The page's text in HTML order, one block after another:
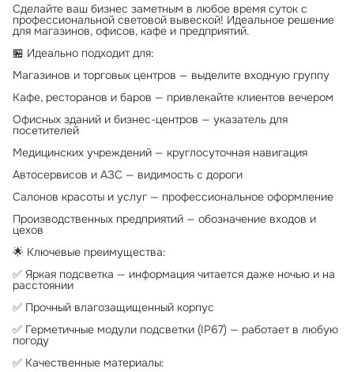
Сделайте ваш бизнес заметным в любое время суток с
профессиональной световой вывеской! Идеальное решение
для магазинов, офисов, кафе и предприятий.
🏪 Идеально подходит для:
Магазинов и торговых центров — выделите входную группу
Кафе, ресторанов и баров — привлекайте клиентов вечером
Офисных зданий и бизнес-центров — указатель для
посетителей
Медицинских учреждений — круглосуточная навигация
Автосервисов и АЗС — видимость с дороги
Салонов красоты и услуг — профессиональное оформление
Производственных предприятий — обозначение входов и
цехов
🌟 Ключевые преимущества:
✅ Яркая подсветка — информация читается даже ночью и на
расстоянии
✅ Прочный влагозащищенный корпус
✅ Герметичные модули подсветки (IP67) — работает в любую
погоду
✅ Качественные материалы: